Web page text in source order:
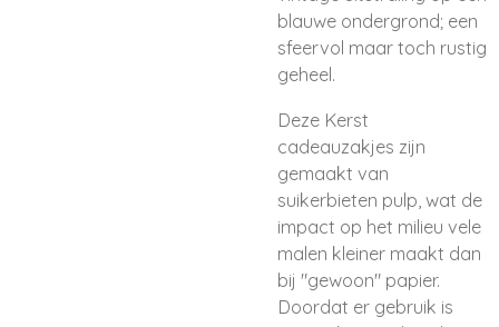
blauwe ondergrond; een
sfeervol maar toch rustig
geheel.
Deze Kerst
cadeauzakjes zijn
gemaakt van
suikerbieten pulp, wat de
impact op het milieu vele
malen kleiner maakt dan
bij "gewoon" papier.
Doordat er gebruik is